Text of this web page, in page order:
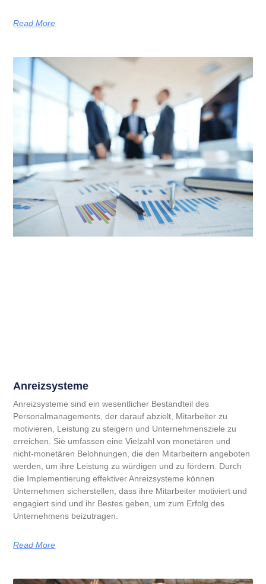
Read More
Anreizsysteme
Anreizsysteme sind ein wesentlicher Bestandteil des
Personalmanagements, der darauf abzielt, Mitarbeiter zu
motivieren, Leistung zu steigern und Unternehmensziele zu
erreichen. Sie umfassen eine Vielzahl von monetären und
nicht-monetären Belohnungen, die den Mitarbeitern angeboten
werden, um ihre Leistung zu würdigen und zu fördern. Durch
die Implementierung effektiver Anreizsysteme können
Unternehmen sicherstellen, dass ihre Mitarbeiter motiviert und
engagiert sind und ihr Bestes geben, um zum Erfolg des
Unternehmens beizutragen.
Read More